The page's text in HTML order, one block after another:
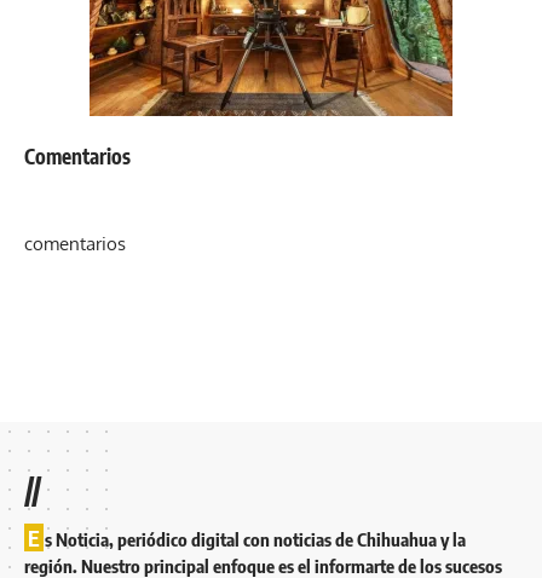
Comentarios
comentarios
//
E s Noticia, periódico digital con noticias de Chihuahua y la
región. Nuestro principal enfoque es el informarte de los sucesos